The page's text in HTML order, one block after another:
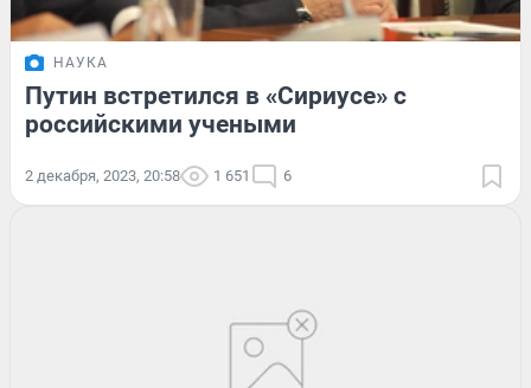
НАУКА
Путин встретился в «Сириусе» с
российскими учеными
2 декабря, 2023, 20:58 1 651 6